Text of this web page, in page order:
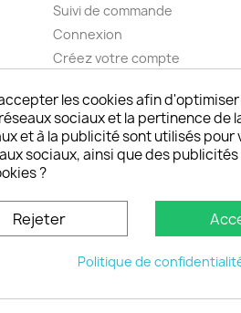
Suivi de commande
Connexion
Créez votre compte
les cookies afin d'optimiser
sociaux et la pertinence de
et à la publicité sont utilisés pour
sociaux, ainsi que des publicités
?
Rejeter
Politique de